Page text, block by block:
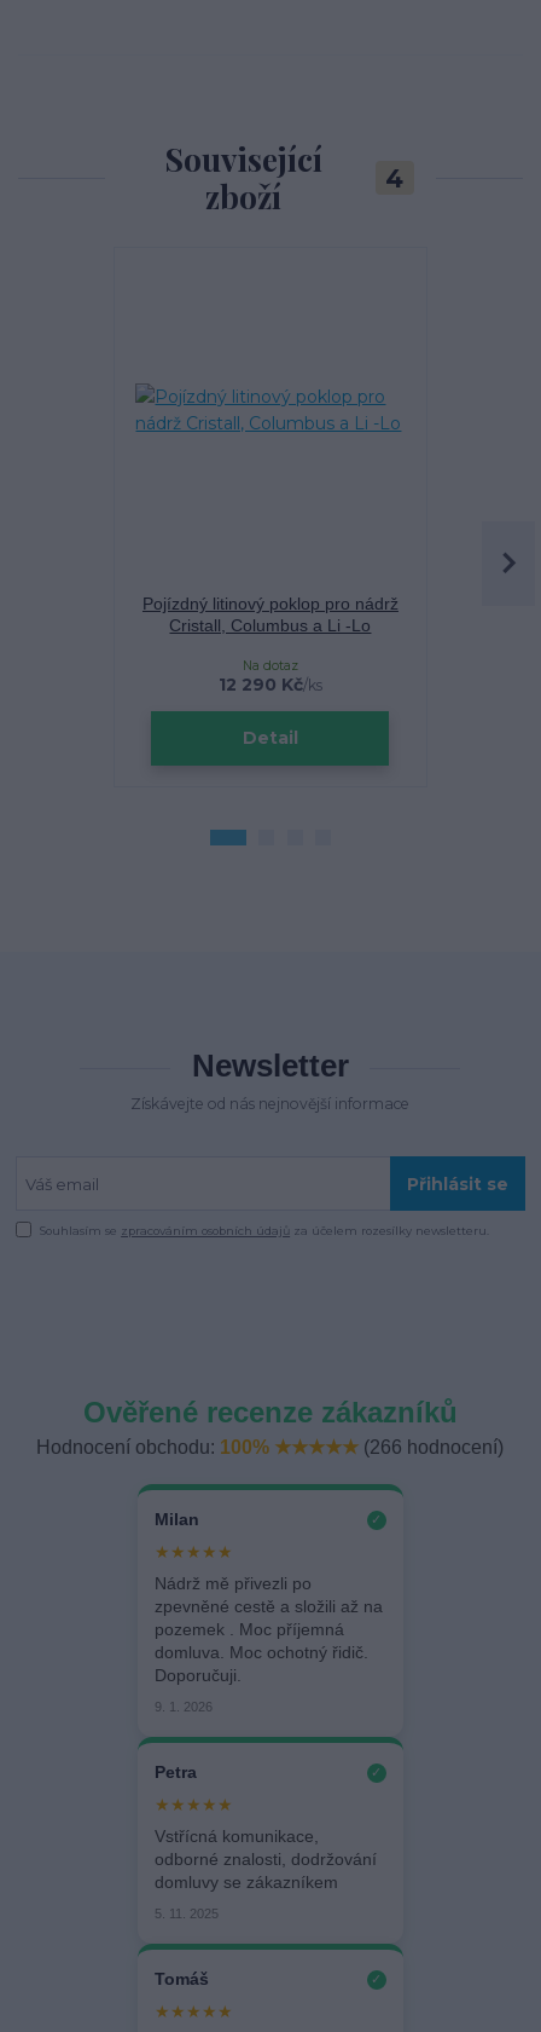
Související
zboží
4
Pojízdný litinový poklop pro nádrž
Cristall, Columbus a Li -Lo
12 290 Kč/ks
Na dotaz
Detail
Newsletter
Získávejte od nás nejnovější informace
Přihlásit se
Souhlasím se zpracováním osobních údajů za účelem rozesílky newsletteru.
Ověřené recenze zákazníků
Hodnocení obchodu: 100% ★★★★★ (266 hodnocení)
Milan ✓
★★★★★
Nádrž mě přivezli po
zpevněné cestě a složili až na
pozemek . Moc příjemná
domluva. Moc ochotný řidič.
Doporučuji.
9. 1. 2026
Petra ✓
★★★★★
Vstřícná komunikace,
odborné znalosti, dodržování
domluvy se zákazníkem
5. 11. 2025
Tomáš ✓
★★★★★